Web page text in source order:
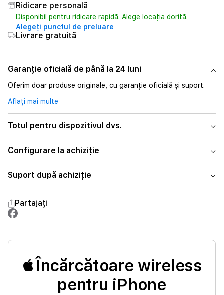
Ridicare personală
Disponibil pentru ridicare rapidă. Alege locația dorită.
Alegeți punctul de preluare
Livrare gratuită
Garanție oficială de până la 24 luni
Oferim doar produse originale, cu garanție oficială și suport.
Aflați mai multe
Totul pentru dispozitivul dvs.
Configurare la achiziție
Suport după achiziție
Partajați
Încărcătoare wireless
pentru iPhone